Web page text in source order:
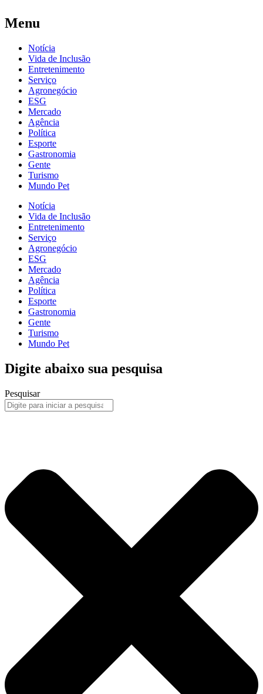
Menu
Notícia
Vida de Inclusão
Entretenimento
Serviço
Agronegócio
ESG
Mercado
Agência
Política
Esporte
Gastronomia
Gente
Turismo
Mundo Pet
Notícia
Vida de Inclusão
Entretenimento
Serviço
Agronegócio
ESG
Mercado
Agência
Política
Esporte
Gastronomia
Gente
Turismo
Mundo Pet
Digite abaixo sua pesquisa
Pesquisar